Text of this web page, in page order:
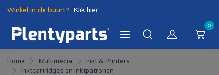
Winkel in de buurt? Klik hier
0
Home Multimedia
Inkt & Printers
Inktcartridges en Inktpatronen